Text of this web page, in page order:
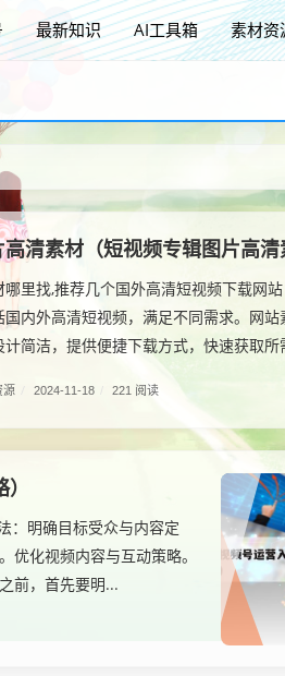
最新知识 AI工具箱 素材资
清素材（短视频专辑图片高清
里找,推荐几个国外高清短视频下载网
内外高清短视频，满足不同需求。网站
简洁，提供便捷下载方式，快速获取所
源 2024-11-18 221 阅读
：明确目标受众与内容定
化视频内容与互动策略。
前，首先要明...